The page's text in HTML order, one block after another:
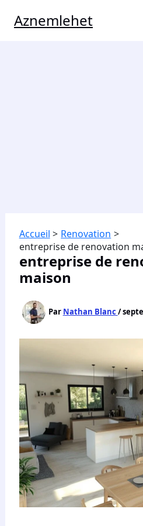
Aznemlehet
Accueil
Renovation
entreprise de renovation
entreprise de
maison
Par Nathan Blanc/